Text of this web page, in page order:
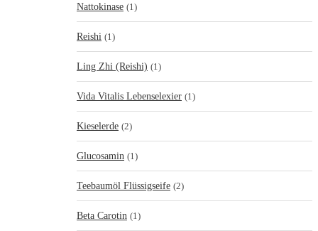
Nattokinase (1)
Reishi (1)
Ling Zhi (Reishi) (1)
Vida Vitalis Lebenselexier (1)
Kieselerde (2)
Glucosamin (1)
Teebaumöl Flüssigseife (2)
Beta Carotin (1)